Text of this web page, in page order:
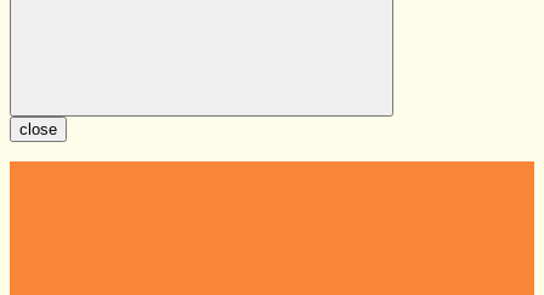
close